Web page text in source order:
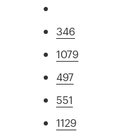
346
1079
497
551
1129